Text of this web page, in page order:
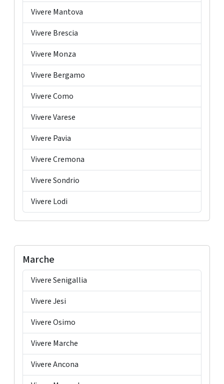
Vivere Mantova
Vivere Brescia
Vivere Monza
Vivere Bergamo
Vivere Como
Vivere Varese
Vivere Pavia
Vivere Cremona
Vivere Sondrio
Vivere Lodi
Marche
Vivere Senigallia
Vivere Jesi
Vivere Osimo
Vivere Marche
Vivere Ancona